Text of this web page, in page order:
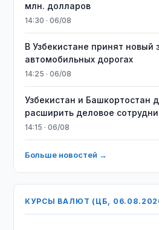
млн. долларов
14:30 · 06/08
В Узбекистане принят новый
автомобильных дорогах
14:25 · 06/08
Узбекистан и Башкортостан
расширить деловое
14:15 · 06/08
Больше новостей →
КУРСЫ ВАЛЮТ (ЦБ,